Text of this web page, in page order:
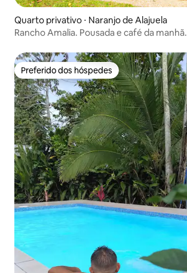
Quarto privativo ⋅ Naranjo de Alajuela
Rancho Amalia. Pousada e café da manhã.
Preferido dos hóspedes
Preferido dos hóspedes